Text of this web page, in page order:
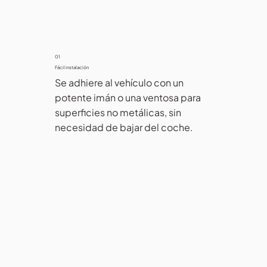
01
Se adhiere al vehículo con un
potente imán o una ventosa para
superficies no metálicas, sin
necesidad de bajar del coche.
Fácil instalación